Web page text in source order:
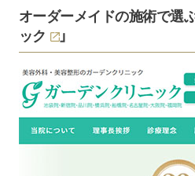
オーダーメイドの施術で選
ック
」